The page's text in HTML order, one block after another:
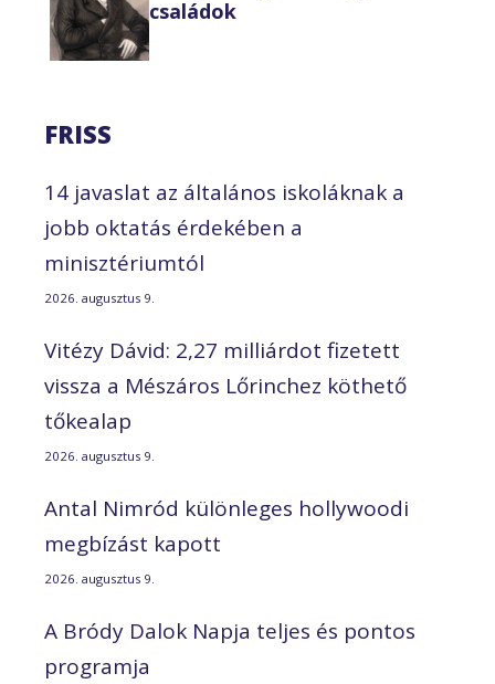
családok
FRISS
14 javaslat az általános iskoláknak a
jobb oktatás érdekében a
minisztériumtól
2026. augusztus 9.
Vitézy Dávid: 2,27 milliárdot fizetett
vissza a Mészáros Lőrinchez köthető
tőkealap
2026. augusztus 9.
Antal Nimród különleges hollywoodi
megbízást kapott
2026. augusztus 9.
A Bródy Dalok Napja teljes és pontos
programja